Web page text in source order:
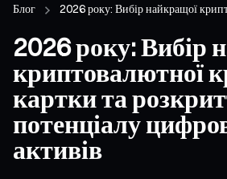
Блог 2026 року: Вибір найкращої
2026 року: Вибір
криптовалютної
картки та
потенціалу
активів